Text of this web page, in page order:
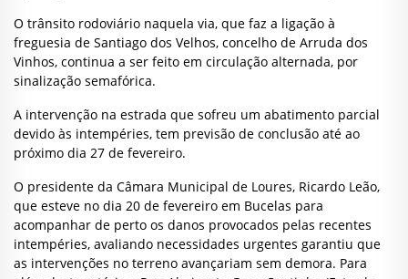
O trânsito rodoviário naquela via, que faz a ligação à
freguesia de Santiago dos Velhos, concelho de Arruda dos
Vinhos, continua a ser feito em circulação alternada, por
sinalização semafórica.
A intervenção na estrada que sofreu um abatimento parcial
devido às intempéries, tem previsão de conclusão até ao
próximo dia 27 de fevereiro.
O presidente da Câmara Municipal de Loures, Ricardo Leão,
que esteve no dia 20 de fevereiro em Bucelas para
acompanhar de perto os danos provocados pelas recentes
intempéries, avaliando necessidades urgentes garantiu que
as intervenções no terreno avançariam sem demora. Para